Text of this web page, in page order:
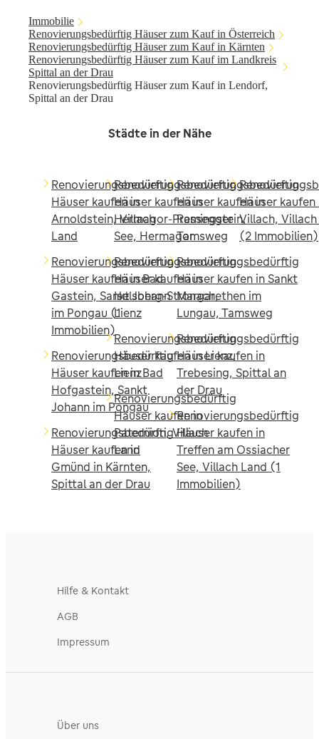
Immobilie
Renovierungsbedürftig Häuser zum Kauf in Österreich
Renovierungsbedürftig Häuser zum Kauf in Kärnten
Renovierungsbedürftig Häuser zum Kauf im Landkreis
Spittal an der Drau
Renovierungsbedürftig Häuser zum Kauf in Lendorf,
Spittal an der Drau
Städte in der Nähe
Renovierungsbedürftig
Häuser kaufen in
Arnoldstein, Villach
Land
Renovierungsbedürftig
Häuser kaufen in Bad
Gastein, Sankt Johann
im Pongau (1
Immobilien)
Renovierungsbedürftig
Häuser kaufen in Bad
Hofgastein, Sankt
Johann im Pongau
Renovierungsbedürftig
Häuser kaufen in
Gmünd in Kärnten,
Spittal an der Drau
Renovierungsbedürftig
Häuser kaufen in
Hermagor-Pressegger
See, Hermagor
Renovierungsbedürftig
Häuser kaufen in
Iselsberg-Stronach,
Lienz
Renovierungsbedürftig
Häuser kaufen in Lienz,
Lienz
Renovierungsbedürftig
Häuser kaufen in
Paternion, Villach
Land
Renovierungsbedürftig
Häuser kaufen in
Ramingstein,
Tamsweg
Renovierungsbedürftig
Häuser kaufen in Sankt
Margarethen im
Lungau, Tamsweg
Renovierungsbedürftig
Häuser kaufen in
Trebesing, Spittal an
der Drau
Renovierungsbedürftig
Häuser kaufen in
Treffen am Ossiacher
See, Villach Land (1
Immobilien)
Häuser kaufen
Villach,
(2 Immobilien)
Hilfe & Kontakt
AGB
Impressum
Über uns